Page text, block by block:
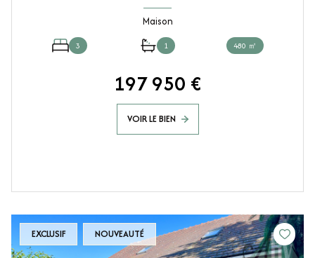
Maison
3 1 480 ㎡
197 950 €
VOIR LE BIEN
EXCLUSIF NOUVEAUTÉ